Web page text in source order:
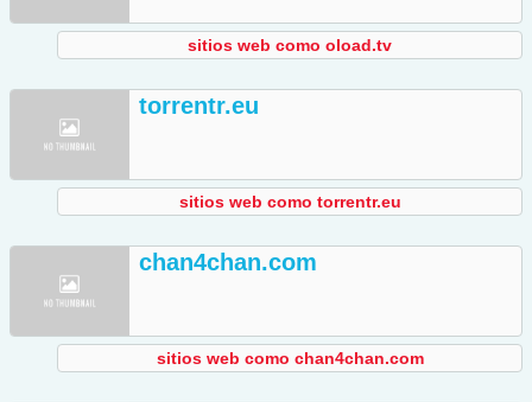
sitios web como oload.tv
torrentr.eu
sitios web como torrentr.eu
chan4chan.com
sitios web como chan4chan.com